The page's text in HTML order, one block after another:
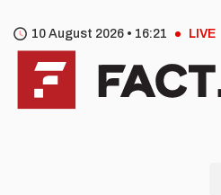
10 August 2026 • 16 21 LIVE